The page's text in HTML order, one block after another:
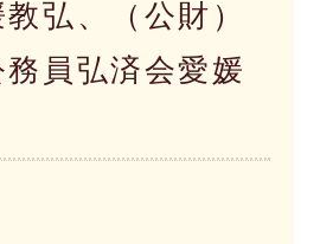
教弘、（公財）
員弘済会愛媛